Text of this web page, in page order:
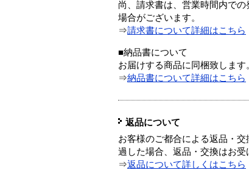
尚、請求書は、営業時間内で
場合がございます。
⇒請求書について詳細はこちら
■納品書について
お届けする商品に同梱致します
⇒納品書について詳細はこちら
返品について
お客様のご都合による返品・
過した場合、返品・交換はお受
⇒返品について詳しくはこちら